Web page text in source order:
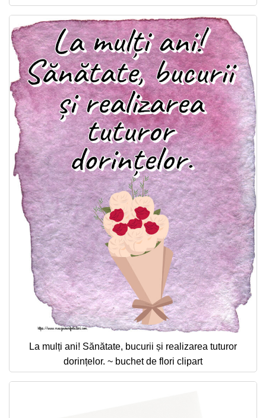
La mulți ani! Sănătate, bucurii și realizarea tuturor
dorințelor. ~ buchet de flori clipart